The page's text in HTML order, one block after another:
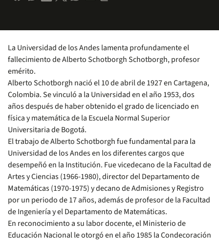
La Universidad de los Andes lamenta profundamente el
fallecimiento de Alberto Schotborgh Schotborgh, profesor
emérito.
Alberto Schotborgh nació el 10 de abril de 1927 en Cartagena,
Colombia. Se vinculó a la Universidad en el año 1953, dos
años después de haber obtenido el grado de licenciado en
física y matemática de la Escuela Normal Superior
Universitaria de Bogotá.
El trabajo de Alberto Schotborgh fue fundamental para la
Universidad de los Andes en los diferentes cargos que
desempeñó en la Institución. Fue vicedecano de la Facultad de
Artes y Ciencias (1966-1980), director del Departamento de
Matemáticas (1970-1975) y decano de Admisiones y Registro
por un periodo de 17 años, además de profesor de la Facultad
de Ingeniería y el Departamento de Matemáticas.
En reconocimiento a su labor docente, el Ministerio de
Educación Nacional le otorgó en el año 1985 la Condecoración